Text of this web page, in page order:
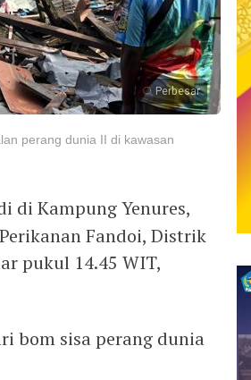
Perbesar
perang dunia II di kawasan
di Kampung Yenures,
Fandoi, Distrik
pukul 14.45 WIT,
bom sisa perang dunia